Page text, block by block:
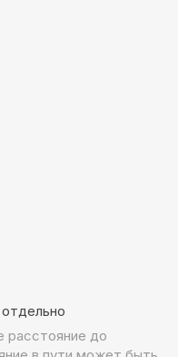
расстояние до